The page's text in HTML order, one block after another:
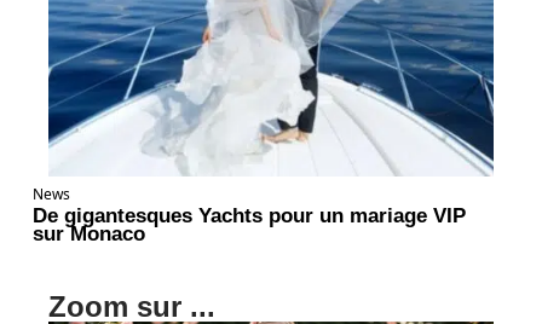
News
De gigantesques Yachts pour un mariage VIP
sur Monaco
Zoom sur ...